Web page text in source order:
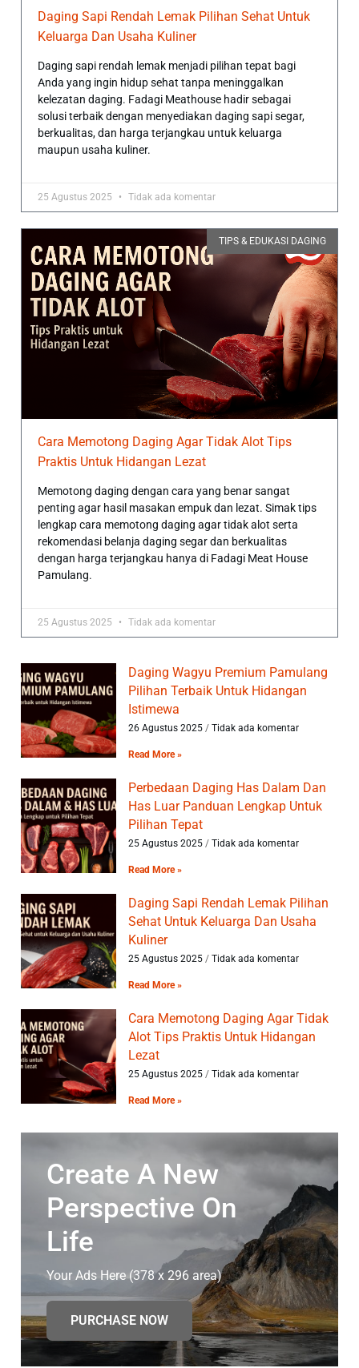
Daging Sapi Rendah Lemak Pilihan Sehat Untuk
Keluarga Dan Usaha Kuliner
Daging sapi rendah lemak menjadi pilihan tepat bagi
Anda yang ingin hidup sehat tanpa meninggalkan
kelezatan daging. Fadagi Meathouse hadir sebagai
solusi terbaik dengan menyediakan daging sapi segar,
berkualitas, dan harga terjangkau untuk keluarga
maupun usaha kuliner.
25 Agustus 2025 Tidak ada komentar
TIPS & EDUKASI DAGING
Cara Memotong Daging Agar Tidak Alot Tips
Praktis Untuk Hidangan Lezat
Memotong daging dengan cara yang benar sangat
penting agar hasil masakan empuk dan lezat. Simak tips
lengkap cara memotong daging agar tidak alot serta
rekomendasi belanja daging segar dan berkualitas
dengan harga terjangkau hanya di Fadagi Meat House
Pamulang.
25 Agustus 2025 Tidak ada komentar
Daging Wagyu Premium Pamulang
Pilihan Terbaik Untuk Hidangan
Istimewa
26 Agustus 2025 Tidak ada komentar
Read More »
Perbedaan Daging Has Dalam Dan
Has Luar Panduan Lengkap Untuk
Pilihan Tepat
25 Agustus 2025 Tidak ada komentar
Read More »
Daging Sapi Rendah Lemak Pilihan
Sehat Untuk Keluarga Dan Usaha
Kuliner
25 Agustus 2025 Tidak ada komentar
Read More »
Cara Memotong Daging Agar Tidak
Alot Tips Praktis Untuk Hidangan
Lezat
25 Agustus 2025 Tidak ada komentar
Read More »
Create A New
Perspective On
Life
Your Ads Here (378 x 296 area)
PURCHASE NOW